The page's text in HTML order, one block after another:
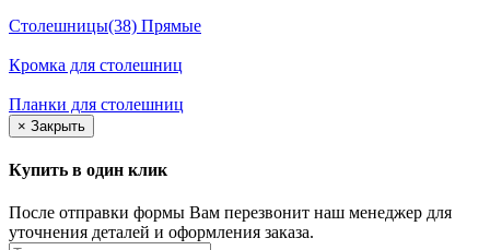
Столешницы(38) Прямые
Кромка для столешниц
Планки для столешниц
× Закрыть
Купить в один клик
После отправки формы Вам перезвонит наш менеджер для
уточнения деталей и оформления заказа.